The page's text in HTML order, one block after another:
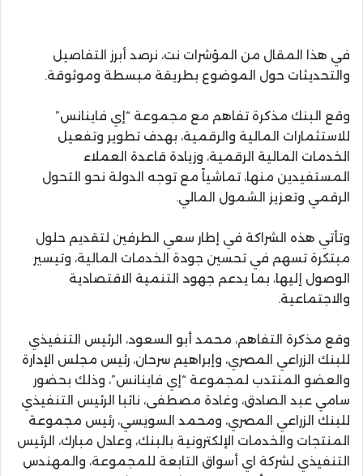
في هذا المقال من المؤشرات نت، نرصد أبرز التفاصيل
والتحديثات حول الموضوع بطريقة مبسطة وموثوقة.
وقع البنك مذكرة تفاهم مع مجموعة “إي فاينانس”
للاستثمارات المالية والرقمية، بهدف تطوير وتفعيل
الخدمات المالية الرقمية، وزيادة قاعدة العملاء
المستفيدين منها، تماشياً مع توجه الدولة نحو التحول
الرقمي وتعزيز الشمول المالي.
وتأتي هذه الشراكة في إطار سعي الطرفين لتقديم حلول
مبتكرة تسهم في تحسين جودة الخدمات المالية، وتيسير
الوصول إليها، بما يدعم جهود التنمية الاقتصادية
والاجتماعية.
وقع مذكرة التفاهم، محمد أبو السعود، الرئيس التنفيذي
للبنك الزراعي المصري، وإبراهيم سرحان، رئيس مجلس الإدارة
والعضو المنتدب لمجموعة “إي فاينانس”، وذلك بحضور
سامي عبد الصادق، وغادة مصطفى، نائبا الرئيس التنفيذي
للبنك الزراعي المصري، ومحمد السويسي، رئيس مجموعة
المنتجات والخدمات الإلكترونية بالبنك، وعادل مبارك، الرئيس
التنفيذي لشركة اي أسواق التابعة للمجموعة، والمهندس